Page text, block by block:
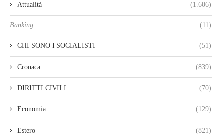
Attualità (1.606)
Banking (11)
CHI SONO I SOCIALISTI (51)
Cronaca (839)
DIRITTI CIVILI (70)
Economia (129)
Estero (821)